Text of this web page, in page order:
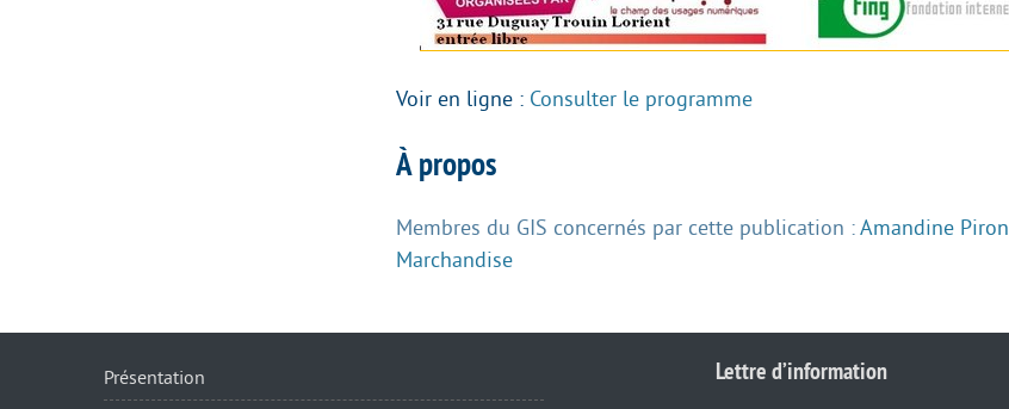
Voir en ligne : Consulter le programme
À propos
Membres du GIS concernés par cette publication : Amandine Piron
Marchandise
Présentation Lettre d’information